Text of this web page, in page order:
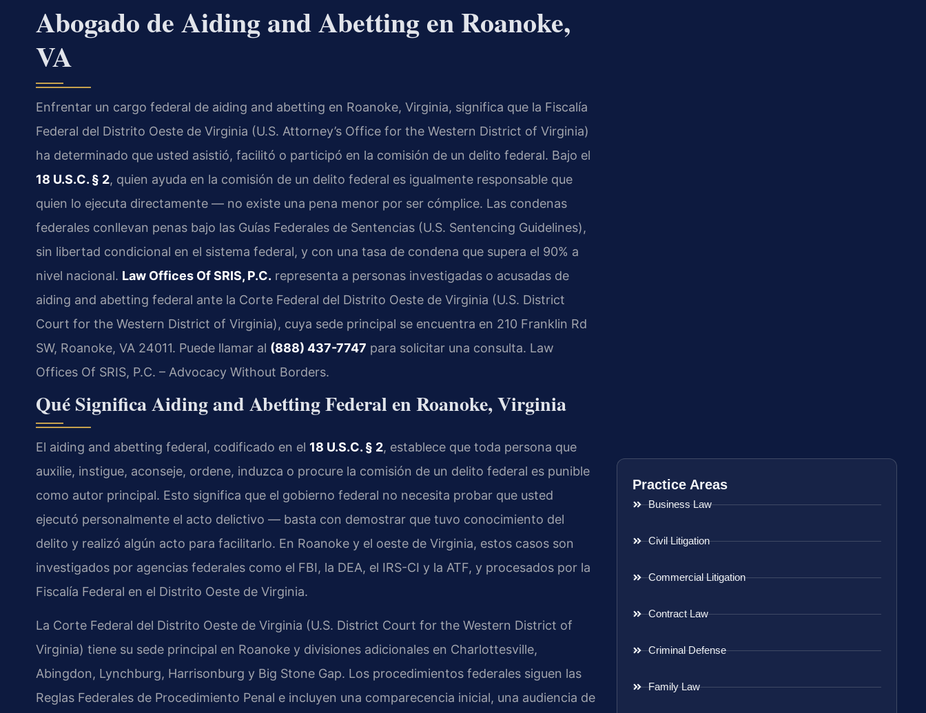
Abogado de Aiding and Abetting en Roanoke,
VA
Enfrentar un cargo federal de aiding and abetting en Roanoke, Virginia, significa que la Fiscalía
Federal del Distrito Oeste de Virginia (U.S. Attorney’s Office for the Western District of Virginia)
ha determinado que usted asistió, facilitó o participó en la comisión de un delito federal. Bajo el
18 U.S.C. § 2, quien ayuda en la comisión de un delito federal es igualmente responsable que
quien lo ejecuta directamente — no existe una pena menor por ser cómplice. Las condenas
federales conllevan penas bajo las Guías Federales de Sentencias (U.S. Sentencing Guidelines),
sin libertad condicional en el sistema federal, y con una tasa de condena que supera el 90% a
nivel nacional. Law Offices Of SRIS, P.C. representa a personas investigadas o acusadas de
aiding and abetting federal ante la Corte Federal del Distrito Oeste de Virginia (U.S. District
Court for the Western District of Virginia), cuya sede principal se encuentra en 210 Franklin Rd
SW, Roanoke, VA 24011. Puede llamar al (888) 437-7747 para solicitar una consulta. Law
Offices Of SRIS, P.C. – Advocacy Without Borders.
Qué Significa Aiding and Abetting Federal en Roanoke, Virginia
El aiding and abetting federal, codificado en el 18 U.S.C. § 2, establece que toda persona que
auxilie, instigue, aconseje, ordene, induzca o procure la comisión de un delito federal es punible
como autor principal. Esto significa que el gobierno federal no necesita probar que usted
ejecutó personalmente el acto delictivo — basta con demostrar que tuvo conocimiento del
delito y realizó algún acto para facilitarlo. En Roanoke y el oeste de Virginia, estos casos son
investigados por agencias federales como el FBI, la DEA, el IRS-CI y la ATF, y procesados por la
Fiscalía Federal en el Distrito Oeste de Virginia.
La Corte Federal del Distrito Oeste de Virginia (U.S. District Court for the Western District of
Virginia) tiene su sede principal en Roanoke y divisiones adicionales en Charlottesville,
Abingdon, Lynchburg, Harrisonburg y Big Stone Gap. Los procedimientos federales siguen las
Reglas Federales de Procedimiento Penal e incluyen una comparecencia inicial, una audiencia de
Practice Areas
Business Law
Civil Litigation
Commercial Litigation
Contract Law
Criminal Defense
Family Law